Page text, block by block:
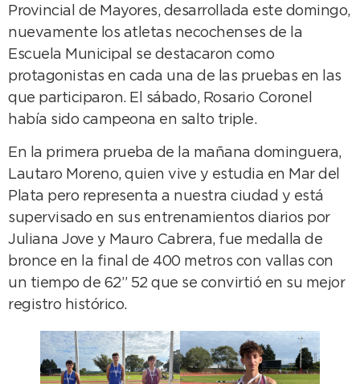
Provincial de Mayores, desarrollada este domingo,
nuevamente los atletas necochenses de la
Escuela Municipal se destacaron como
protagonistas en cada una de las pruebas en las
que participaron. El sábado, Rosario Coronel
había sido campeona en salto triple.
En la primera prueba de la mañana dominguera,
Lautaro Moreno, quien vive y estudia en Mar del
Plata pero representa a nuestra ciudad y está
supervisado en sus entrenamientos diarios por
Juliana Jove y Mauro Cabrera, fue medalla de
bronce en la final de 400 metros con vallas con
un tiempo de 62” 52 que se convirtió en su mejor
registro histórico.